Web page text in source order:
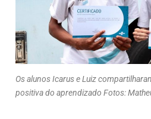
Os alunos Icarus e Luiz
positiva do aprendizado Fotos: